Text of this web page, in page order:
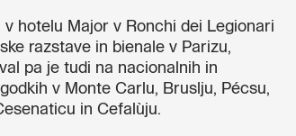
hotelu Major v Ronchi dei Legionari
razstave in bienale v Parizu,
pa je tudi na nacionalnih in
v Monte Carlu, Bruslju, Pécsu,
in Cefalùju.